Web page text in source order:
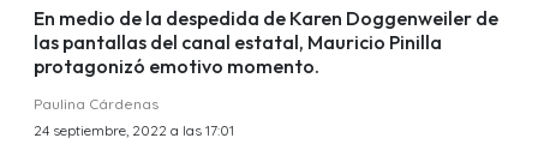
En medio de la despedida de Karen Doggenweiler de
las pantallas del canal estatal, Mauricio Pinilla
protagonizó emotivo momento.
Paulina Cárdenas
24 septiembre, 2022 a las 17:01